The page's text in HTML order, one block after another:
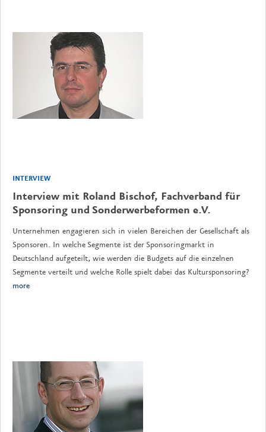
INTERVIEW
Interview mit Roland Bischof, Fachverband für
Sponsoring und Sonderwerbeformen e.V.
Unternehmen engagieren sich in vielen Bereichen der Gesellschaft als
Sponsoren. In welche Segmente ist der Sponsoringmarkt in
Deutschland aufgeteilt, wie werden die Budgets auf die einzelnen
Segmente verteilt und welche Rolle spielt dabei das Kultursponsoring?
more